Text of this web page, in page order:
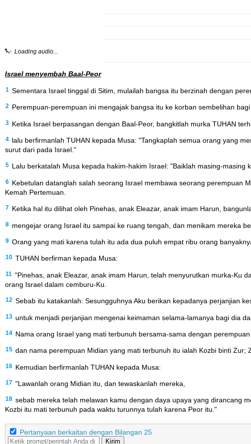
Loading audio...
Israel menyembah Baal-Peor
1 Sementara Israel tinggal di Sitim, mulailah bangsa itu berzinah dengan
2 Perempuan-perempuan ini mengajak bangsa itu ke korban sembelihan
3 Ketika Israel berpasangan dengan Baal-Peor, bangkitlah murka TUHAN
4 lalu berfirmanlah TUHAN kepada Musa: "Tangkaplah semua orang yang
surut dari pada Israel."
5 Lalu berkatalah Musa kepada hakim-hakim Israel: "Baiklah masing-
6 Kebetulan datanglah salah seorang Israel membawa seorang perempuan
Kemah Pertemuan.
7 Ketika hal itu dilihat oleh Pinehas, anak Eleazar, anak imam Harun,
8 mengejar orang Israel itu sampai ke ruang tengah, dan menikam mereka
9 Orang yang mati karena tulah itu ada dua puluh empat ribu orang
10 TUHAN berfirman kepada Musa:
11 "Pinehas, anak Eleazar, anak imam Harun, telah menyurutkan murka-Ku
orang Israel dalam cemburu-Ku.
12 Sebab itu katakanlah: Sesungguhnya Aku berikan kepadanya perjanjian
13 untuk menjadi perjanjian mengenai keimaman selama-lamanya bagi dia
14 Nama orang Israel yang mati terbunuh bersama-sama dengan
15 dan nama perempuan Midian yang mati terbunuh itu ialah Kozbi binti
16 Kemudian berfirmanlah TUHAN kepada Musa:
17 "Lawanlah orang Midian itu, dan tewaskanlah mereka,
18 sebab mereka telah melawan kamu dengan daya upaya yang dirancang
Kozbi itu mati terbunuh pada waktu turunnya tulah karena Peor itu."
Pertanyaan berkaitan dengan Bilangan 25
Kirim